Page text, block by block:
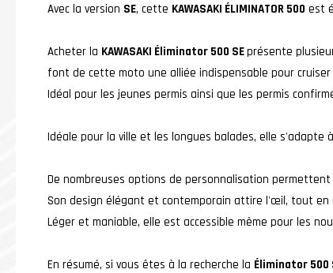
Avec la version SE, cette KAWASAKI ÉLIMINATOR 500 est
Acheter la KAWASAKI Éliminator 500 SEprésente
font de cette moto une alliée indispensable pour
Idéal pour les jeunes permis ainsi que les permis
Idéale pour la ville et les longues balades, elle
De nombreuses options de personnalisation
Son design élégant et contemporain attire l'œil, tout en
Léger et maniable, elle est accessible même pour les
En résumé, si vous êtes à la recherche la Éliminator 500